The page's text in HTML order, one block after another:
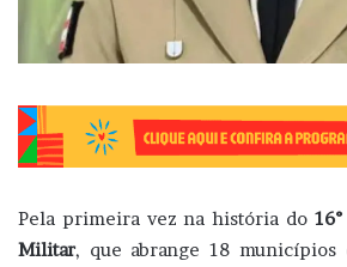
Pela primeira vez na história do
Militar, que abrange 18 municípios